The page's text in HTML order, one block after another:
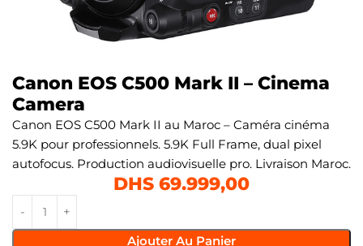
Canon EOS C500 Mark II – Cinema
Camera
Canon EOS C500 Mark II au Maroc – Caméra cinéma
5.9K pour professionnels. 5.9K Full Frame, dual pixel
autofocus. Production audiovisuelle pro. Livraison Maroc.
DHS69.999,00
Ajouter Au Panier